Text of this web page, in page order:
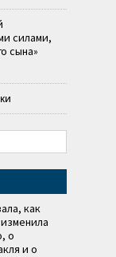
силами,
сына»
как
о
и о